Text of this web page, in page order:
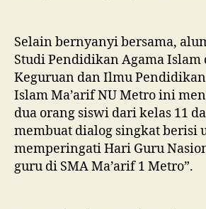
Selain bernyanyi bersama,
Studi Pendidikan Agama Islam
Keguruan dan Ilmu
Islam Ma’arif NU Metro ini
dua orang siswi dari kelas 11
membuat dialog singkat berisi
memperingati Hari Guru
guru di SMA Ma’arif 1 Metro”.